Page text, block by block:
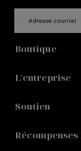
Boutique
L'entreprise
Soutien